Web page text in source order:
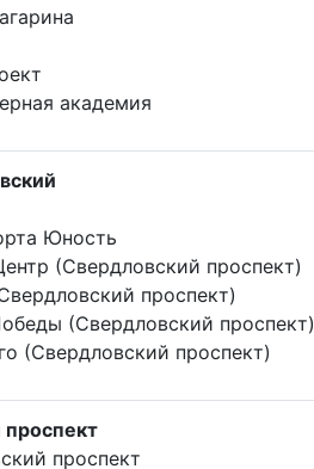
академия
Юность
(Свердловский проспект)
проспект)
(Свердловский проспект)
(Свердловский проспект)
проспект